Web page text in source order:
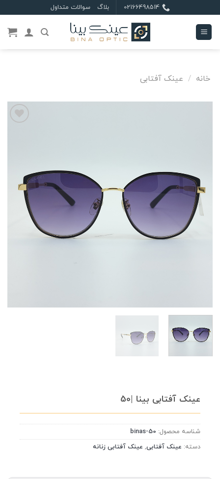
to
content
02166498514 بلاگ سوالات متداول
خانه / عینک آفتابی
عینک آفتابی بینا |50
شناسه محصول: binas-50
دسته: عینک آفتابی, عینک آفتابی زنانه